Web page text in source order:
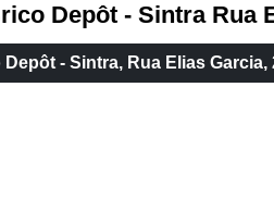
Depôt - Sintra Rua
- Sintra, Rua Elias Garcia,